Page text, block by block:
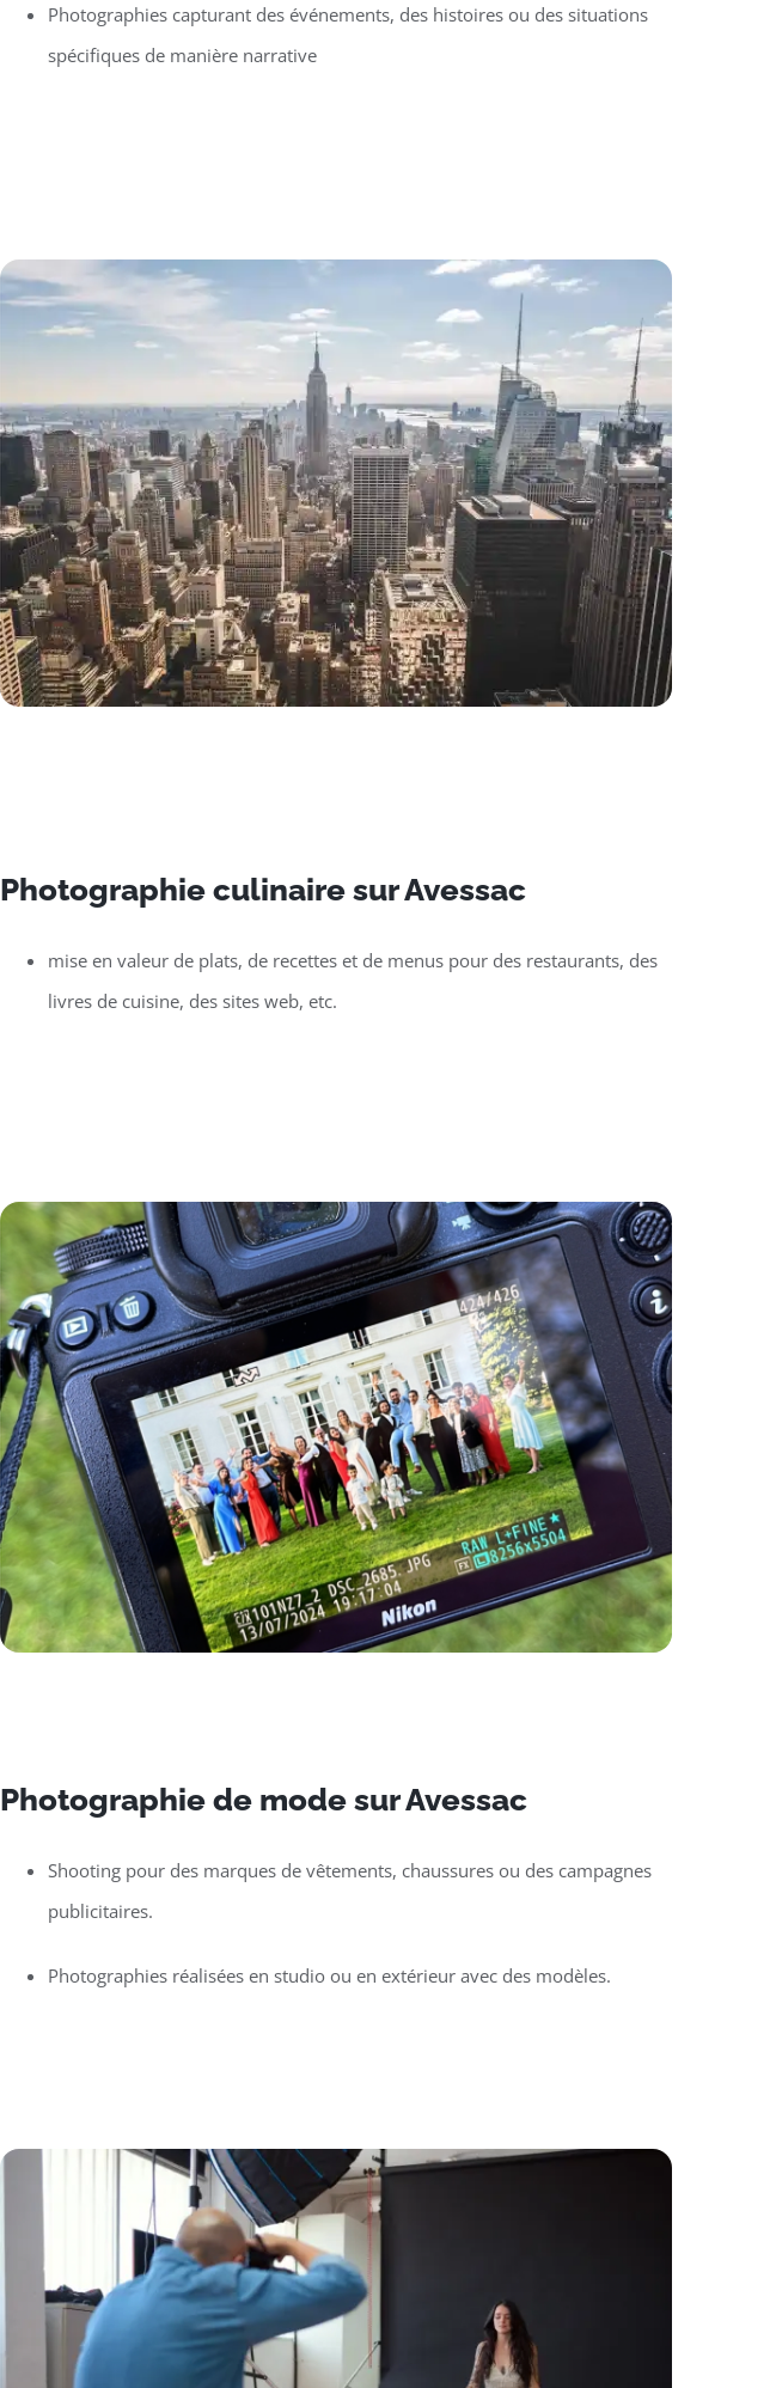
Photographies capturant des événements, des histoires ou des situations
spécifiques de manière narrative
Photographie culinaire sur Avessac
mise en valeur de plats, de recettes et de menus pour des restaurants, des
livres de cuisine, des sites web, etc.
Photographie de mode sur Avessac
Shooting pour des marques de vêtements, chaussures ou des campagnes
publicitaires.
Photographies réalisées en studio ou en extérieur avec des modèles.